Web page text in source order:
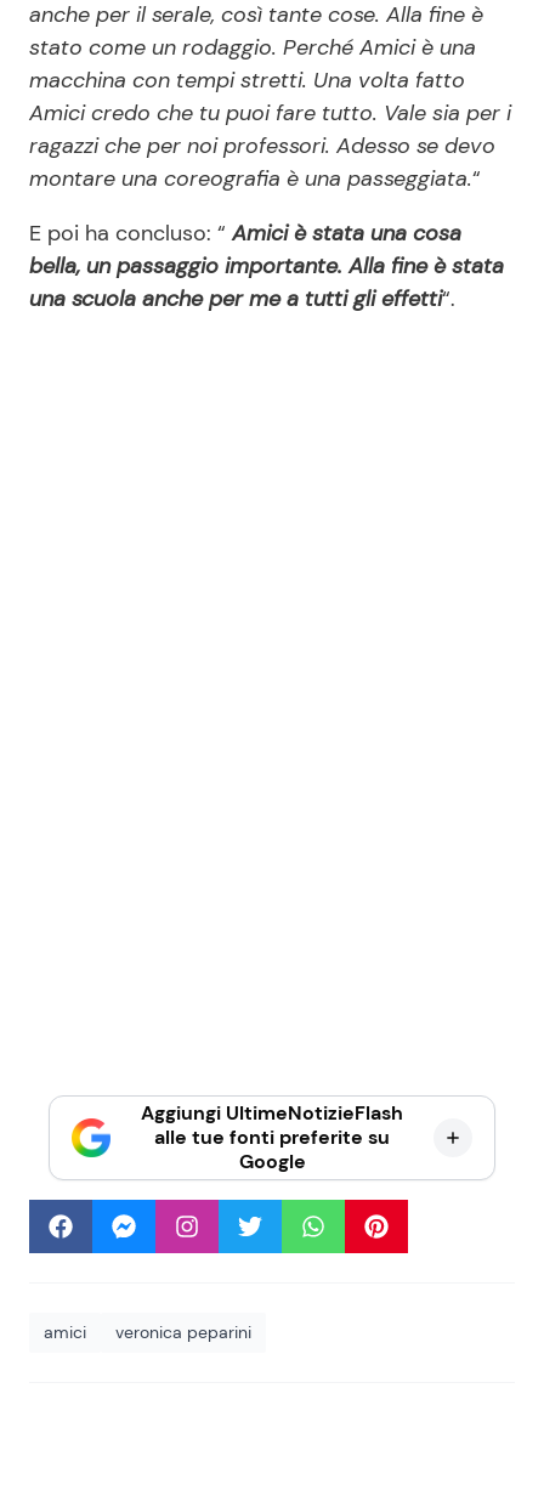
anche per il serale, così tante cose. Alla fine è
stato come un rodaggio. Perché Amici è una
macchina con tempi stretti. Una volta fatto
Amici credo che tu puoi fare tutto. Vale sia per i
ragazzi che per noi professori. Adesso se devo
montare una coreografia è una passeggiata.“
E poi ha concluso: “ Amici è stata una cosa
bella, un passaggio importante. Alla fine è stata
una scuola anche per me a tutti gli effetti“.
Aggiungi UltimeNotizieFlash
alle tue fonti preferite su
Google
amici veronica peparini